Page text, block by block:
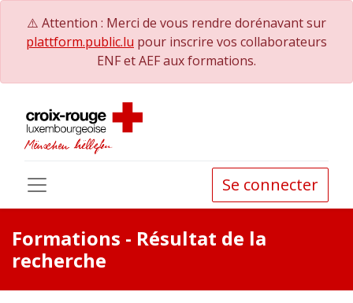
⚠️ Attention : Merci de vous rendre dorénavant sur
plattform.public.lu pour inscrire vos collaborateurs
ENF et AEF aux formations.
Se connecter
Formations - Résultat de la
recherche